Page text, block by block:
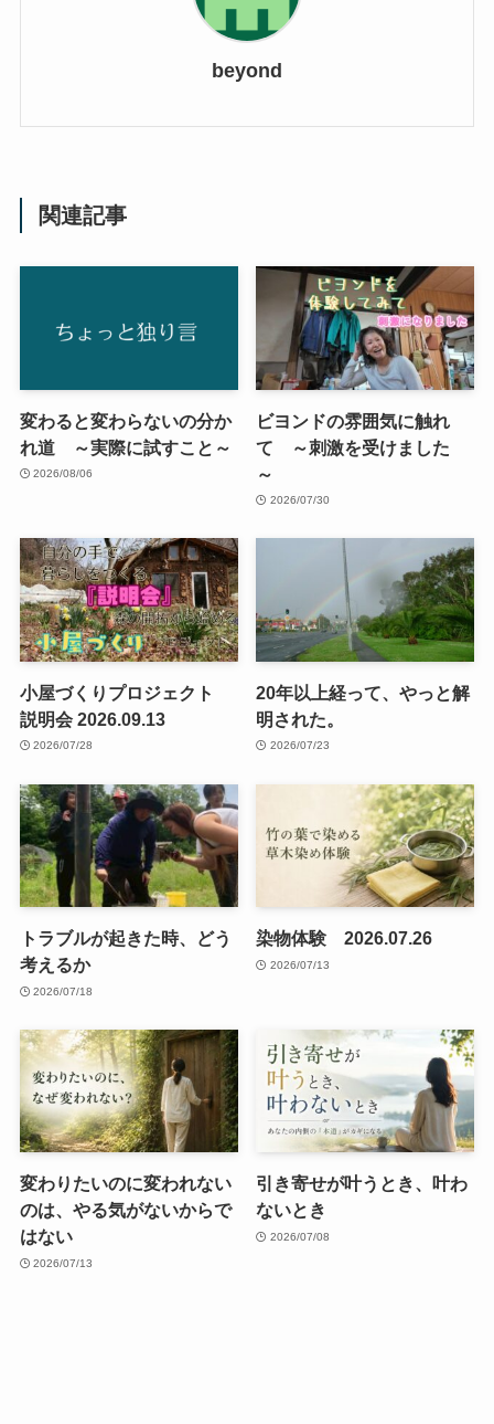
beyond
関連記事
変わると変わらないの分か
れ道 ～実際に試すこと～
2026/08/06
ビヨンドの雰囲気に触れ
て ～刺激を受けました
～
2026/07/30
小屋づくりプロジェクト
説明会 2026.09.13
2026/07/28
20年以上経って、やっと解
明された。
2026/07/23
トラブルが起きた時、どう
考えるか
2026/07/18
染物体験 2026.07.26
2026/07/13
変わりたいのに変われない
のは、やる気がないからで
はない
2026/07/13
引き寄せが叶うとき、叶わ
ないとき
2026/07/08